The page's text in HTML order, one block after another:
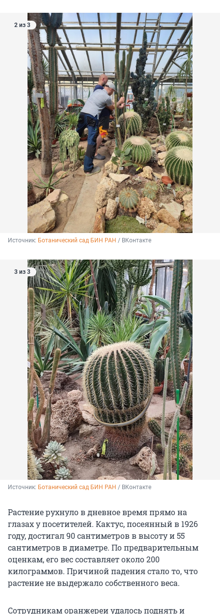
2 из 3
Источник: Ботанический сад БИН РАН / ВКонтакте
3 из 3
Источник: Ботанический сад БИН РАН / ВКонтакте
Растение рухнуло в дневное время прямо на
глазах у посетителей. Кактус, посеянный в 1926
году, достигал 90 сантиметров в высоту и 55
сантиметров в диаметре. По предварительным
оценкам, его вес составляет около 200
килограммов. Причиной падения стало то, что
растение не выдержало собственного веса.
Сотрудникам оранжереи удалось поднять и